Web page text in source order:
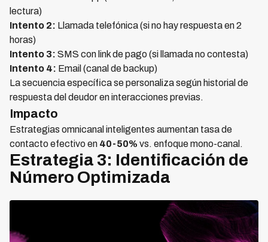
lectura)
Intento 2: Llamada telefónica (si no hay respuesta en 2
horas)
Intento 3: SMS con link de pago (si llamada no contesta)
Intento 4: Email (canal de backup)
La secuencia específica se personaliza según historial de
respuesta del deudor en interacciones previas.
Impacto
Estrategias omnicanal inteligentes aumentan tasa de
contacto efectivo en 40-50% vs. enfoque mono-canal.
Estrategia 3: Identificación de
Número Optimizada